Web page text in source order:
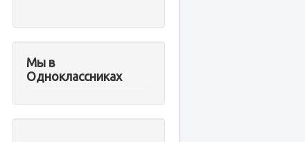
Мы в
Одноклассниках